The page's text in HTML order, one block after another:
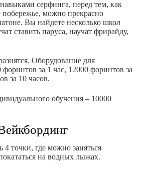
серфинга, перед тем, как
побережье, можно прекрасно
Вы найдете несколько школ
ставить паруса, научат фрирайду,
Оборудование для
за 1 час, 12000 форинтов за
за 10 часов.
обучения – 10000
4 точки, где можно заняться
на водных лыжах.